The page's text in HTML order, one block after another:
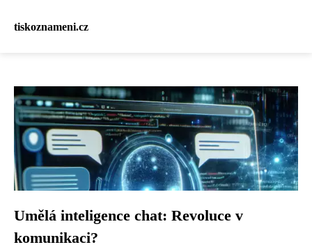
tiskoznameni.cz
Umělá inteligence chat: Revoluce v
komunikaci?